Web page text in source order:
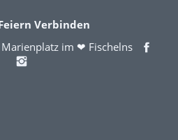
Verbinden
Marienplatz im ❤ Fischelns